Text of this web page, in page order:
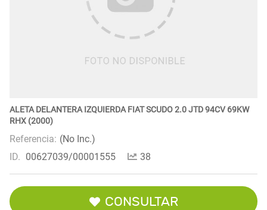
ALETA DELANTERA IZQUIERDA FIAT SCUDO 2.0 JTD 94CV 69KW
RHX (2000)
Referencia: (No Inc.)
ID. 00627039/00001555 38
CONSULTAR